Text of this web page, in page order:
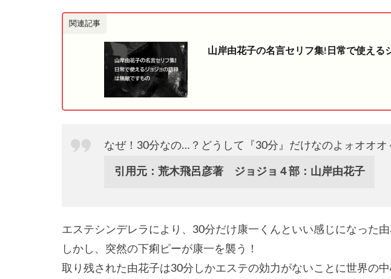
関連記事
山岸由花子の名言セリフ集!日常で使える
なぜ！30分なの…？どうして『30分』だけなのよォオオオ
引用元：荒木飛呂彦著 ジョジョ４部：山岸由花子
エステシンデレラにより、30分だけ康一くんといい感じになった由
しかし、突然の下痢ピーが康一を襲う！
取り残された由花子は30分しかエステの効力がないことに世界の中